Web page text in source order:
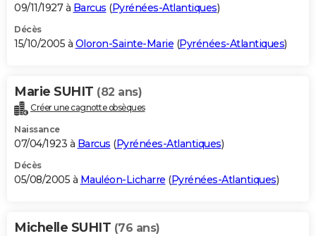
09/11/1927 à Barcus (Pyrénées-Atlantiques)
Décès
15/10/2005 à Oloron-Sainte-Marie (Pyrénées-Atlantiques)
Marie SUHIT (82 ans)
Créer une cagnotte obsèques
Naissance
07/04/1923 à Barcus (Pyrénées-Atlantiques)
Décès
05/08/2005 à Mauléon-Licharre (Pyrénées-Atlantiques)
Michelle SUHIT (76 ans)